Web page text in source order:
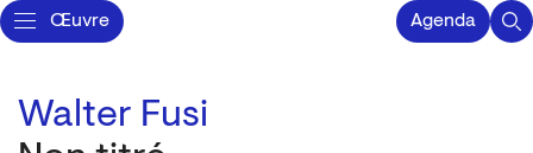
Œuvre Agenda
Walter Fusi